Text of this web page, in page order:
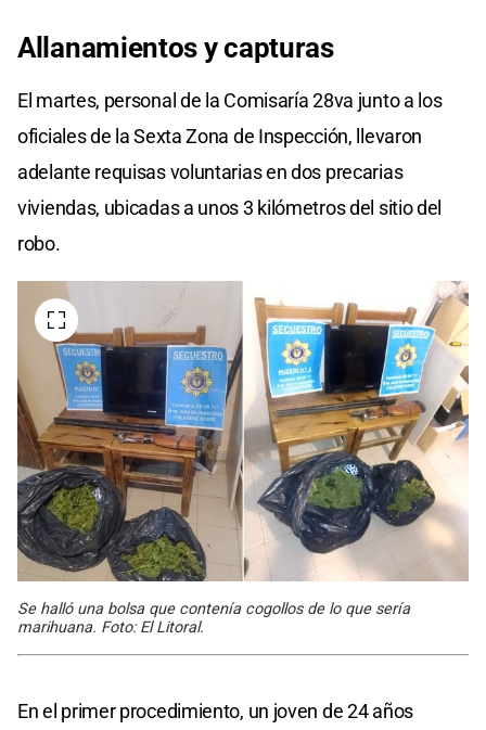
Allanamientos y capturas
El martes, personal de la Comisaría 28va junto a los
oficiales de la Sexta Zona de Inspección, llevaron
adelante requisas voluntarias en dos precarias
viviendas, ubicadas a unos 3 kilómetros del sitio del
robo.
Se halló una bolsa que contenía cogollos de lo que sería
marihuana. Foto: El Litoral.
En el primer procedimiento, un joven de 24 años